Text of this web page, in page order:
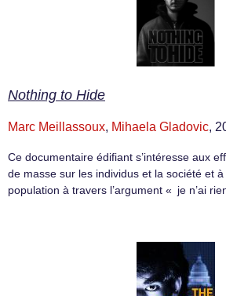
Nothing to Hide
Marc Meillassoux, Mihaela Gladovic,
Ce documentaire édifiant s’intéresse aux
de masse sur les individus et la société et
population à travers l’argument « je n’ai